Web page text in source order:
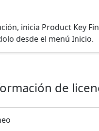
inicia Product Key
desde el menú Inicio.
de